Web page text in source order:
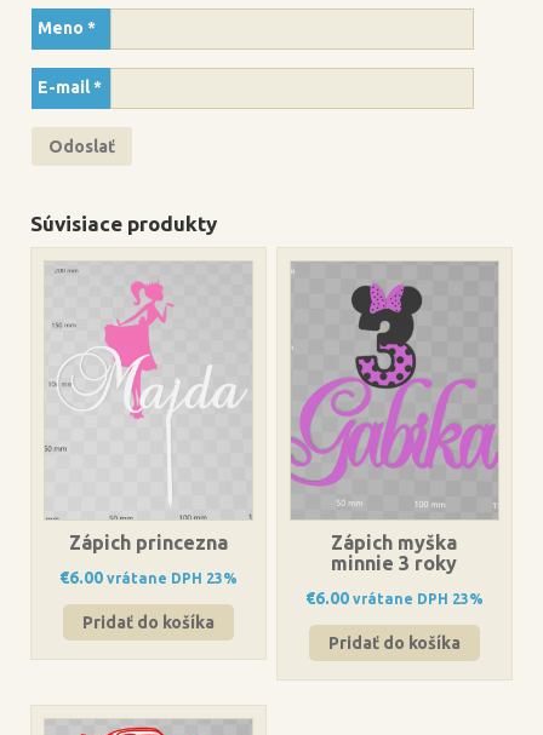
Meno *
E-mail*
Súvisiace produkty
Zápich princezna
€6.00 vrátane DPH 23%
Pridať do košíka
Zápich myška
minnie 3 roky
€6.00 vrátane DPH 23%
Pridať do košíka